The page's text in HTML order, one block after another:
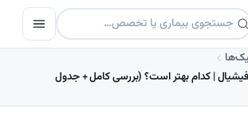
فیشیال | کدام بهتر است؟ (بررسی کامل + جدول